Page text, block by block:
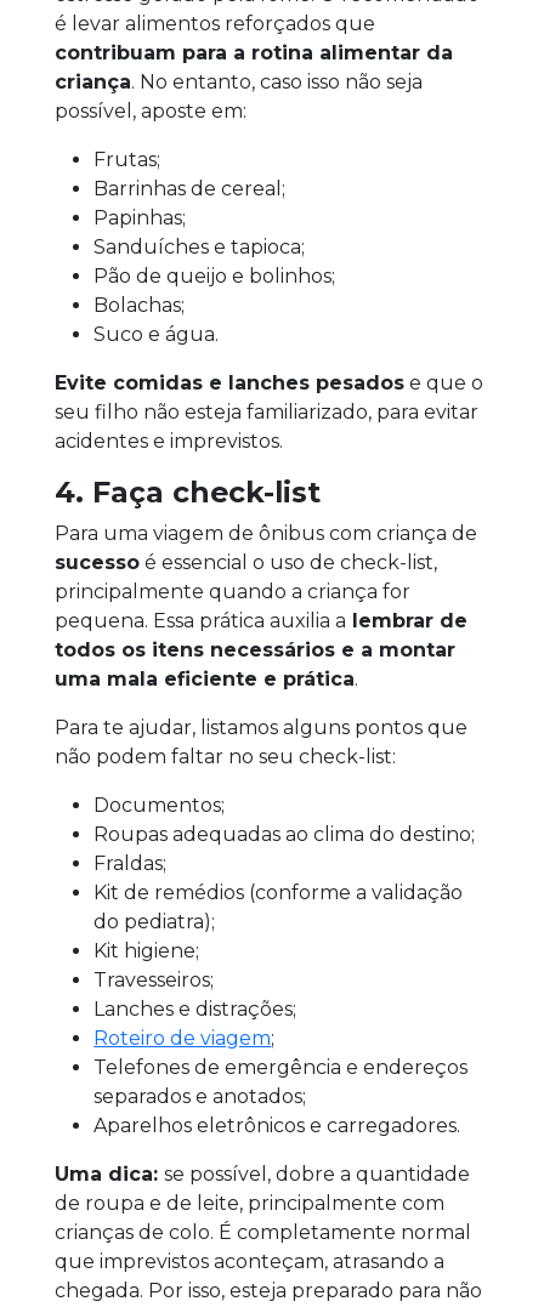
é levar alimentos reforçados que
contribuam para a rotina alimentar da
criança. No entanto, caso isso não seja
possível, aposte em:
Frutas;
Barrinhas de cereal;
Papinhas;
Sanduíches e tapioca;
Pão de queijo e bolinhos;
Bolachas;
Suco e água.
Evite comidas e lanches pesados e que o
seu filho não esteja familiarizado, para evitar
acidentes e imprevistos.
4. Faça check-list
Para uma viagem de ônibus com criança de
sucesso é essencial o uso de check-list,
principalmente quando a criança for
pequena. Essa prática auxilia a lembrar de
todos os itens necessários e a montar
uma mala eficiente e prática.
Para te ajudar, listamos alguns pontos que
não podem faltar no seu check-list:
Documentos;
Roupas adequadas ao clima do destino;
Fraldas;
Kit de remédios (conforme a validação
do pediatra);
Kit higiene;
Travesseiros;
Lanches e distrações;
Roteiro de viagem;
Telefones de emergência e endereços
separados e anotados;
Aparelhos eletrônicos e carregadores.
Uma dica:se possível, dobre a quantidade
de roupa e de leite, principalmente com
crianças de colo. É completamente normal
que imprevistos aconteçam, atrasando a
chegada. Por isso, esteja preparado para não